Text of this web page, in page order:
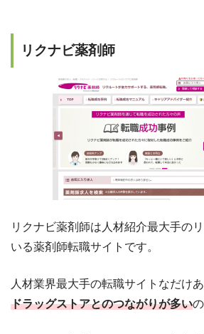
リクナビ薬剤師
リクナビ薬剤師は人材紹介最大手の
いる薬剤師転職サイトです。
人材業界最大手の転職サイトなだけあ
ドラッグストアとのつながりが多い